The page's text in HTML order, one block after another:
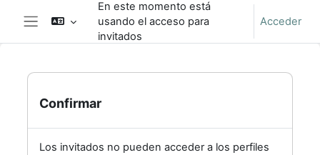
Salta al contenido principalEn este momento está
usando el acceso para
invitados
Acceder
Confirmar
Los invitados no pueden acceder a los perfiles